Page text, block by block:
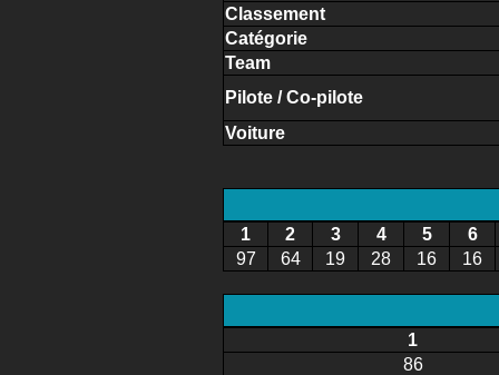
Classement
Catégorie
Team
Pilote / Co-pilote
Voiture
1 2 3 4 5
6
97
64 19 28 16 16
1
86